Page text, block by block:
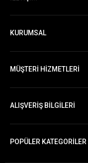
KURUMSAL
MÜŞTERİ HİZMETLERİ
ALIŞVERİŞ BİLGİLERİ
POPÜLER KATEGORİLER